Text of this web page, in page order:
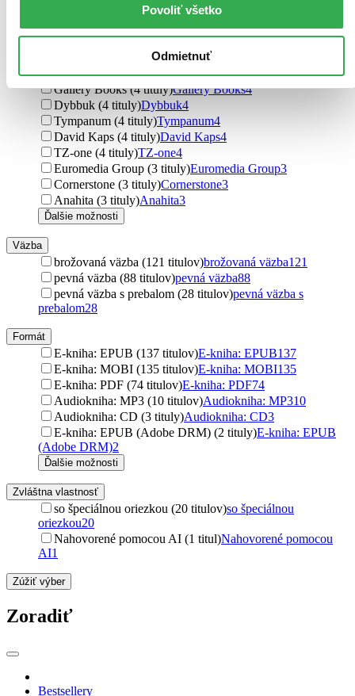
Povoliť všetko
Odmietnuť
Došel karamel (6 titulov)Došel karamel
Petunky (6 titulov)Petunky6
Pointa (5 titulov)Pointa5
Lukáš Vik (5 titulov)Lukáš Vik5
Zelený kocúr (4 tituly)Zelený kocúr4
Gallery Books (4 tituly)Gallery Books4
Dybbuk (4 tituly)Dybbuk4
Tympanum (4 tituly)Tympanum4
David Kaps (4 tituly)David Kaps4
TZ-one (4 tituly)TZ-one4
Euromedia Group (3 tituly)Euromedia Group3
Cornerstone (3 tituly)Cornerstone3
Anahita (3 tituly)Anahita3
Ďalšie možnosti
Väzba
brožovaná väzba (121 titulov)brožovaná väzba121
pevná väzba (88 titulov)pevná väzba88
pevná väzba s prebalom (28 titulov)pevná väzba s
prebalom28
Formát
E-kniha: EPUB (137 titulov)E-kniha: EPUB137
E-kniha: MOBI (135 titulov)E-kniha: MOBI135
E-kniha: PDF (74 titulov)E-kniha: PDF74
Audiokniha: MP3 (10 titulov)Audiokniha: MP310
Audiokniha: CD (3 tituly)Audiokniha: CD3
E-kniha: EPUB (Adobe DRM) (2 tituly)E-kniha: EPUB
(Adobe DRM)2
Ďalšie možnosti
Zvláštna vlastnosť
so špeciálnou oriezkou (20 titulov)so špeciálnou
oriezkou20
Nahovorené pomocou AI (1 titul)Nahovorené pomocou
AI1
Zúžiť výber
Zoradiť
Bestsellery